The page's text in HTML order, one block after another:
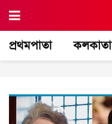
প্রথমপাতা কলকাতা